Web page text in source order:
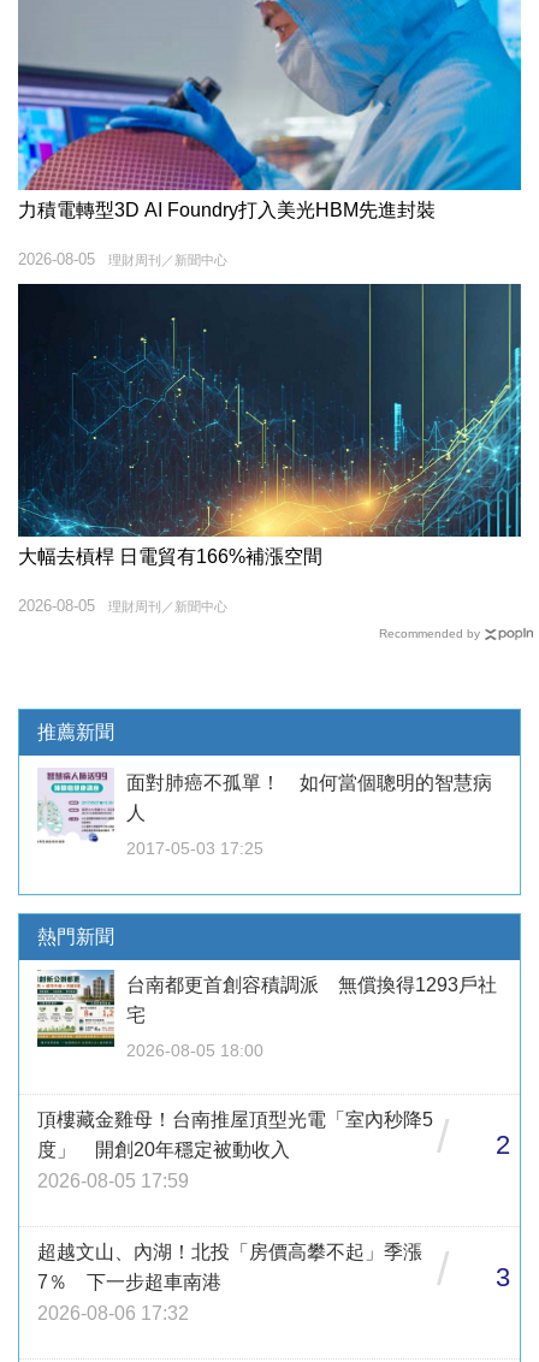
力積電轉型3D AI Foundry打入美光HBM先進封裝
理財周刊／新聞中心
2026-08-05
大幅去槓桿 日電貿有166%補漲空間
理財周刊／新聞中心
2026-08-05
Recommended by
推薦新聞
面對肺癌不孤單！ 如何當個聰明的智慧病
人
2017-05-03 17:25
熱門新聞
台南都更首創容積調派 無償換得1293戶社
宅
2026-08-05 18:00
頂樓藏金雞母！台南推屋頂型光電「室內秒降5
度」 開創20年穩定被動收入
2026-08-05 17:59
/ 2
超越文山、內湖！北投「房價高攀不起」季漲
7％ 下一步超車南港
2026-08-06 17:32
/ 3